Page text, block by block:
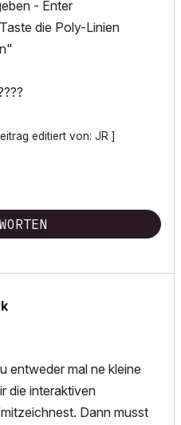
- Enter
die Poly-Linien
editiert von: JR ]
entweder mal ne kleine
die interaktiven
Dann musst